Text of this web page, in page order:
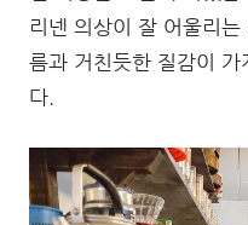
리넨 의상이 잘 어울리
름과 거친듯한 질감이 가
다.